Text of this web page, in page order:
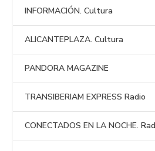
INFORMACIÓN. Cultura
ALICANTEPLAZA. Cultura
PANDORA MAGAZINE
TRANSIBERIAM EXPRESS Radio
CONECTADOS EN LA NOCHE.